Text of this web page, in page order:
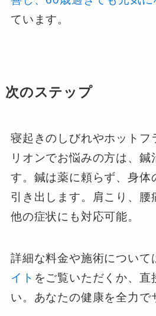
ています。
次のステップ
寝起きのしびれやホットフ
リオンでお悩みの方は、鍼
す。鍼は薬に頼らず、身体
引き出します。肩こり、腰
他の症状にも対応可能。
詳細な料金や施術について
イト をご覧いただくか、直
い。あなたの健康を全力で